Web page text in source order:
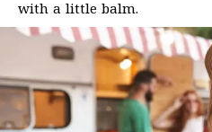
with a little balm.